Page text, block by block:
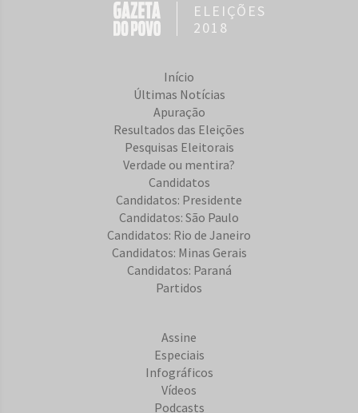
ELEIÇÕES
2018
Início
Últimas Notícias
Apuração
Resultados das Eleições
Pesquisas Eleitorais
Verdade ou mentira?
Candidatos
Candidatos: Presidente
Candidatos: São Paulo
Candidatos: Rio de Janeiro
Candidatos: Minas Gerais
Candidatos: Paraná
Partidos
Assine
Especiais
Infográficos
Vídeos
Podcasts